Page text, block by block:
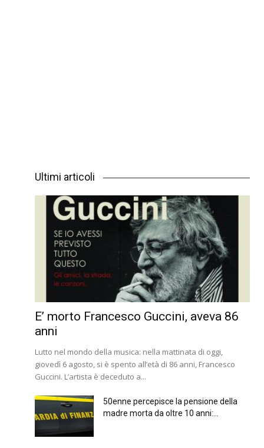
Ultimi articoli
E’ morto Francesco Guccini, aveva 86
anni
Lutto nel mondo della musica: nella mattinata di oggi,
giovedì 6 agosto, si è spento all’età di 86 anni, Francesco
Guccini. L’artista è deceduto a...
50enne percepisce la pensione della
madre morta da oltre 10 anni:...